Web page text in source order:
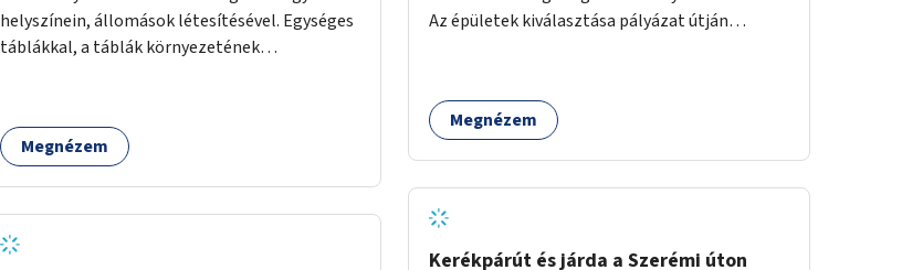
helyszínein, állomások létesítésével. Egységes
táblákkal, a táblák környezetének
Megnézem
Az épületek kiválasztása pályázat útján
Megnézem
Kerékpárút és járda a Szerémi úton